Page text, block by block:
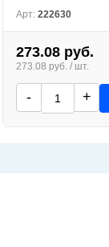
Арт: 222630
273.08 руб.
273.08 руб. / шт.
- +